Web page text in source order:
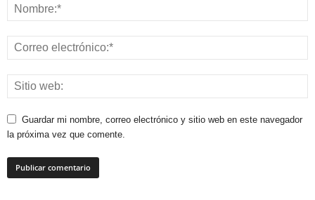
Guardar mi nombre, correo electrónico y sitio web en este navegador
la próxima vez que comente.